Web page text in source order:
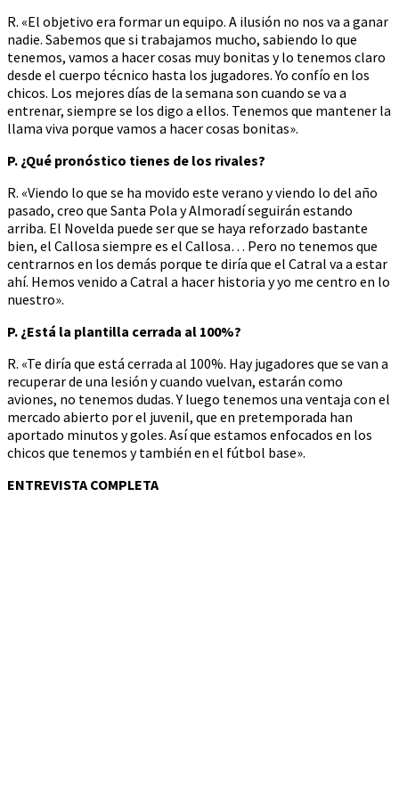
R. «El objetivo era formar un equipo. A ilusión no nos va a ganar
nadie. Sabemos que si trabajamos mucho, sabiendo lo que
tenemos, vamos a hacer cosas muy bonitas y lo tenemos claro
desde el cuerpo técnico hasta los jugadores. Yo confío en los
chicos. Los mejores días de la semana son cuando se va a
entrenar, siempre se los digo a ellos. Tenemos que mantener la
llama viva porque vamos a hacer cosas bonitas».
P. ¿Qué pronóstico tienes de los rivales?
R. «Viendo lo que se ha movido este verano y viendo lo del año
pasado, creo que Santa Pola y Almoradí seguirán estando
arriba. El Novelda puede ser que se haya reforzado bastante
bien, el Callosa siempre es el Callosa… Pero no tenemos que
centrarnos en los demás porque te diría que el Catral va a estar
ahí. Hemos venido a Catral a hacer historia y yo me centro en lo
nuestro».
P. ¿Está la plantilla cerrada al 100%?
R. «Te diría que está cerrada al 100%. Hay jugadores que se van a
recuperar de una lesión y cuando vuelvan, estarán como
aviones, no tenemos dudas. Y luego tenemos una ventaja con el
mercado abierto por el juvenil, que en pretemporada han
aportado minutos y goles. Así que estamos enfocados en los
chicos que tenemos y también en el fútbol base».
ENTREVISTA COMPLETA